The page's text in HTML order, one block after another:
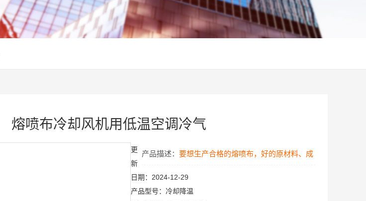
熔喷布冷却风机用低温空调冷气
产品描述：要想生产合格的熔喷布，好的原材料、成
熟的机器设备、合理的配方工艺等都是必要条件，每
更
新
日期： 2024-12-29
产品型号： 冷却降温